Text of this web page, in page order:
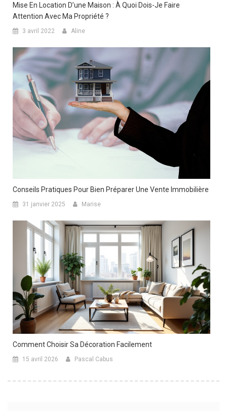
Mise En Location D’une Maison : À Quoi Dois-Je Faire
Attention Avec Ma Propriété ?
3 avril 2022 Aline
Conseils Pratiques Pour Bien Préparer Une Vente Immobilière
31 janvier 2025 Marise
Comment Choisir Sa Décoration Facilement
15 avril 2026 Pascal Cabus